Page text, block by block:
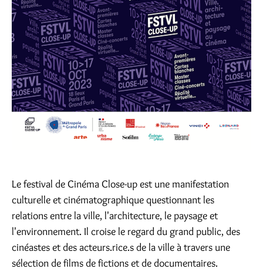
Le festival de Cinéma Close-up est une manifestation
culturelle et cinématographique questionnant les
relations entre la ville, l'architecture, le paysage et
l'environnement. Il croise le regard du grand public, des
cinéastes et des acteurs.rice.s de la ville à travers une
sélection de films de fictions et de documentaires.